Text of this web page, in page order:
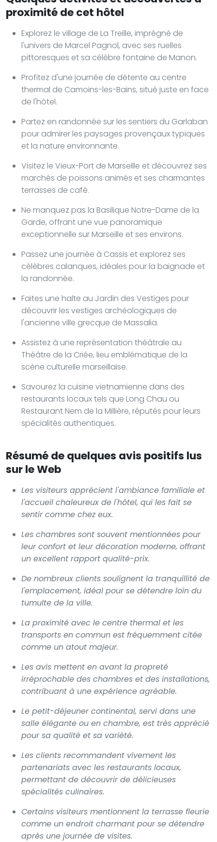
proximité de cet hôtel
Explorez le village de La Treille, imprégné de
l'univers de Marcel Pagnol, avec ses ruelles
pittoresques et sa célèbre fontaine de Manon.
Profitez d'une journée de détente au centre
thermal de Camoins-les-Bains, situé juste en face
de l'hôtel.
Partez en randonnée sur les sentiers du Garlaban
pour admirer les paysages provençaux typiques
et la nature environnante.
Visitez le Vieux-Port de Marseille et découvrez ses
marchés de poissons animés et ses charmantes
terrasses de café.
Ne manquez pas la Basilique Notre-Dame de la
Garde, offrant une vue panoramique
exceptionnelle sur Marseille et ses environs.
Passez une journée à Cassis et explorez ses
célèbres calanques, idéales pour la baignade et
la randonnée.
Faites une halte au Jardin des Vestiges pour
découvrir les vestiges archéologiques de
l'ancienne ville grecque de Massalia.
Assistez à une représentation théâtrale au
Théâtre de la Criée, lieu emblématique de la
scène culturelle marseillaise.
Savourez la cuisine vietnamienne dans des
restaurants locaux tels que Long Chau ou
Restaurant Nem de la Millière, réputés pour leurs
spécialités authentiques.
Résumé de quelques avis positifs lus
sur le Web
Les visiteurs apprécient l'ambiance familiale et
l'accueil chaleureux de l'hôtel, qui les fait se
sentir comme chez eux.
Les chambres sont souvent mentionnées pour
leur confort et leur décoration moderne, offrant
un excellent rapport qualité-prix.
De nombreux clients soulignent la tranquillité de
l'emplacement, idéal pour se détendre loin du
tumulte de la ville.
La proximité avec le centre thermal et les
transports en commun est fréquemment citée
comme un atout majeur.
Les avis mettent en avant la propreté
irréprochable des chambres et des installations,
contribuant à une expérience agréable.
Le petit-déjeuner continental, servi dans une
salle élégante ou en chambre, est très apprécié
pour sa qualité et sa variété.
Les clients recommandent vivement les
partenariats avec les restaurants locaux,
permettant de découvrir de délicieuses
spécialités culinaires.
Certains visiteurs mentionnent la terrasse fleurie
comme un endroit charmant pour se détendre
après une journée de visites.